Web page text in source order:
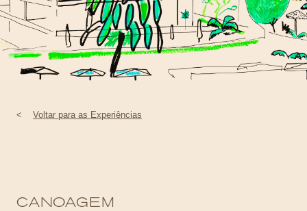
SUSTENTABILIDADE
CONTATO
< Voltar para as Experiências
CANOAGEM